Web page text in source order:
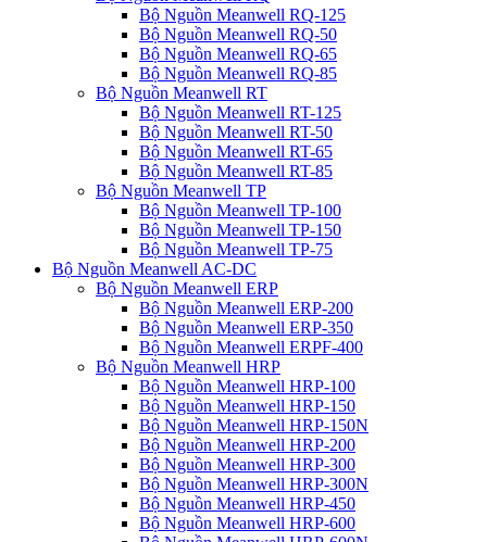
Bộ Nguồn Meanwell RQ-125
Bộ Nguồn Meanwell RQ-50
Bộ Nguồn Meanwell RQ-65
Bộ Nguồn Meanwell RQ-85
Bộ Nguồn Meanwell RT
Bộ Nguồn Meanwell RT-125
Bộ Nguồn Meanwell RT-50
Bộ Nguồn Meanwell RT-65
Bộ Nguồn Meanwell RT-85
Bộ Nguồn Meanwell TP
Bộ Nguồn Meanwell TP-100
Bộ Nguồn Meanwell TP-150
Bộ Nguồn Meanwell TP-75
Bộ Nguồn Meanwell AC-DC
Bộ Nguồn Meanwell ERP
Bộ Nguồn Meanwell ERP-200
Bộ Nguồn Meanwell ERP-350
Bộ Nguồn Meanwell ERPF-400
Bộ Nguồn Meanwell HRP
Bộ Nguồn Meanwell HRP-100
Bộ Nguồn Meanwell HRP-150
Bộ Nguồn Meanwell HRP-150N
Bộ Nguồn Meanwell HRP-200
Bộ Nguồn Meanwell HRP-300
Bộ Nguồn Meanwell HRP-300N
Bộ Nguồn Meanwell HRP-450
Bộ Nguồn Meanwell HRP-600